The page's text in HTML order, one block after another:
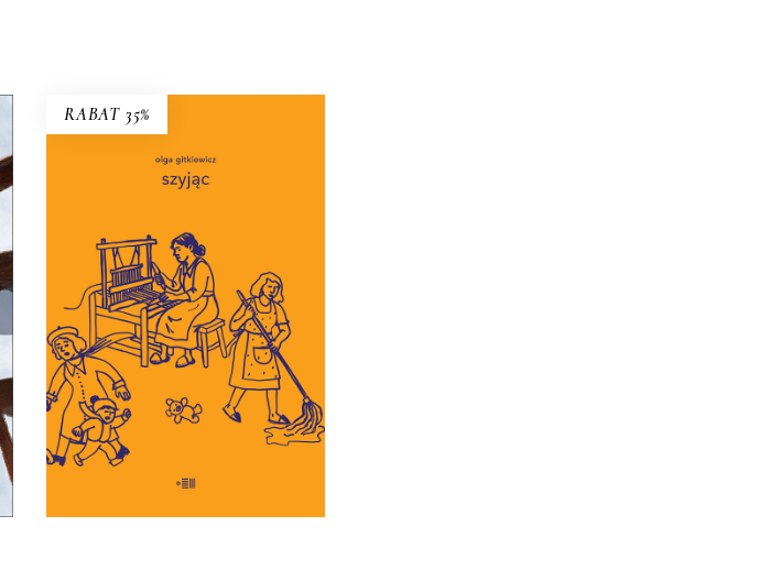
RABAT 35%
KOSZYKA
SZYJĄC
codzienności, w której
wymagamy coraz więcej
troski, i w której martwić się
jest łatwiej niż troszczyć.
53.00zł 34.45zł
KSIĄŻKA DO